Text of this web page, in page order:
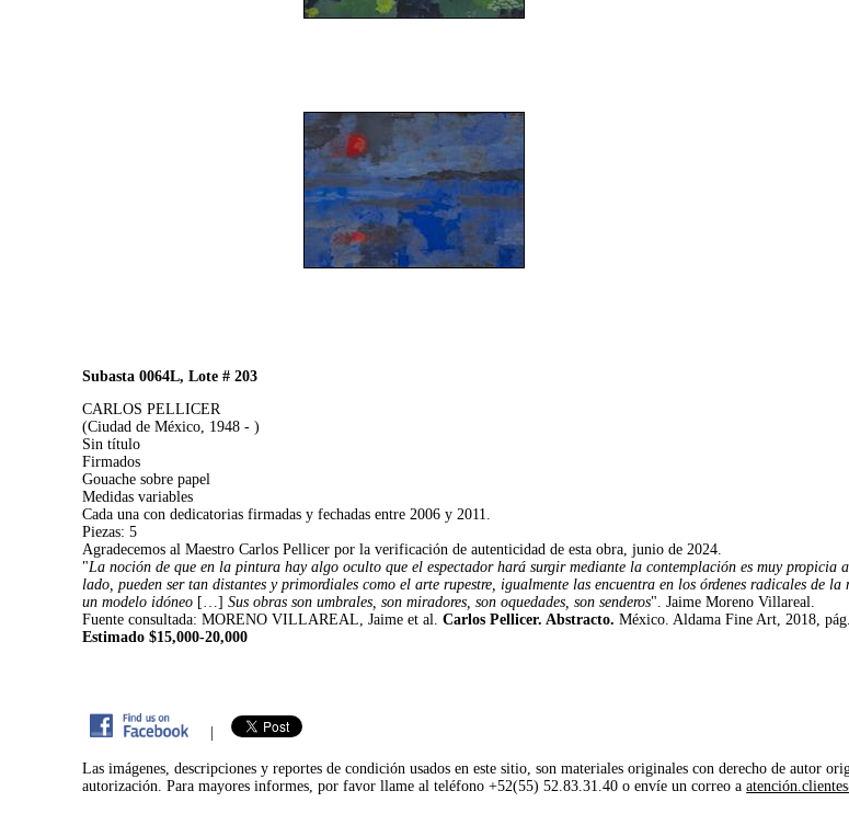
Subasta 0064L, Lote # 203
CARLOS PELLICER
(Ciudad de México, 1948 - )
Sin título
Firmados
Gouache sobre papel
Medidas variables
Cada una con dedicatorias firmadas y fechadas entre 2006 y 2011.
Piezas: 5
Agradecemos al Maestro Carlos Pellicer por la verificación de autenticidad de esta obra, junio de 2024.
"La noción de que en la pintura hay algo oculto que el espectador hará surgir mediante la contemplación es muy propicia
lado, pueden ser tan distantes y primordiales como el arte rupestre, igualmente las encuentra en los órdenes radicales de
un modelo idóneo […]Sus obras son umbrales, son miradores, son oquedades, son senderos". Jaime Moreno Villareal.
Fuente consultada: MORENO VILLAREAL, Jaime et al.Carlos Pellicer. Abstracto. México. Aldama Fine Art, 2018,
Estimado $15,000-20,000
|
Las imágenes, descripciones y reportes de condición usados en este sitio, son materiales originales con derecho de autor
autorización. Para mayores informes, por favor llame al teléfono +52(55) 52.83.31.40 o envíe un correo a